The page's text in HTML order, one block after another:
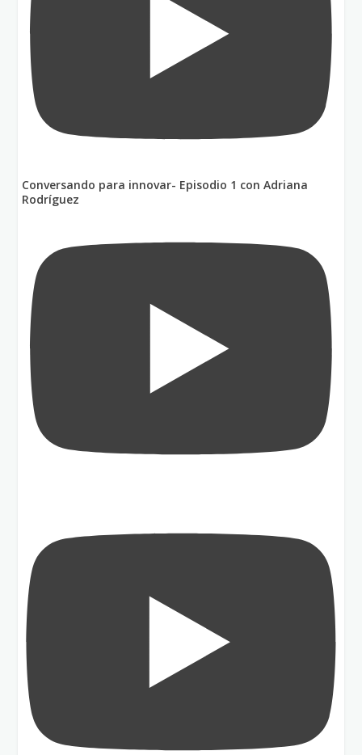
Conversando para innovar- Episodio 1 con Adriana
Rodríguez